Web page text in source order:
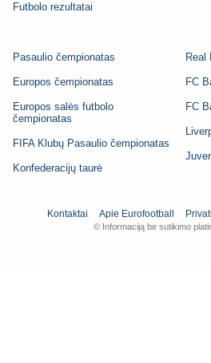
Futbolo rezultatai
Pasaulio čempionatas
Europos čempionatas
Europos salės futbolo
čempionatas
FIFA Klubų Pasaulio čempionatas
Konfederacijų taurė
Real
FC
FC
Kontaktai Apie Eurofootball
© Informaciją be sutikimo